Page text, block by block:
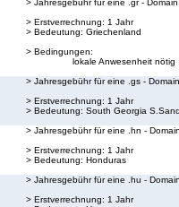
> Jahresgebühr für eine .gr - Domain
> Erstverrechnung: 1 Jahr
> Bedeutung: Griechenland
> Bedingungen:
lokale Anwesenheit nötig
> Jahresgebühr für eine .gs - Domain
> Erstverrechnung: 1 Jahr
> Bedeutung: South Georgia
> Jahresgebühr für eine .hn -
> Erstverrechnung: 1 Jahr
> Bedeutung: Honduras
> Jahresgebühr für eine .hu -
> Erstverrechnung: 1 Jahr